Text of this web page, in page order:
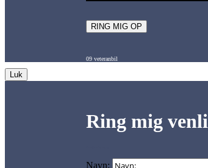
RING MIG OP
09 veteranbil
Luk
Ring mig
Navn: